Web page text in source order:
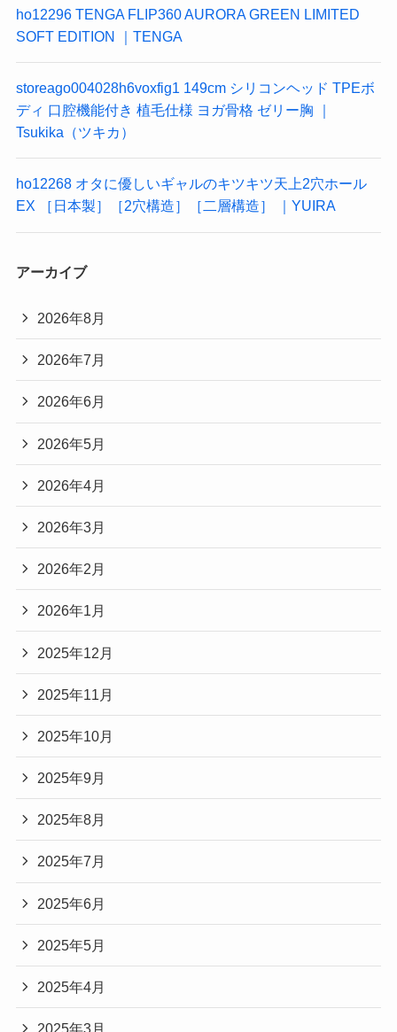
ho12296 TENGA FLIP360 AURORA GREEN LIMITED
SOFT EDITION ｜TENGA
storeago004028h6voxfig1 149cm シリコンヘッド TPEボ
ディ 口腔機能付き 植毛仕様 ヨガ骨格 ゼリー胸 ｜
Tsukika（ツキカ）
ho12268 オタに優しいギャルのキツキツ天上2穴ホール
EX ［日本製］［2穴構造］［二層構造］ ｜YUIRA
アーカイブ
2026年8月
2026年7月
2026年6月
2026年5月
2026年4月
2026年3月
2026年2月
2026年1月
2025年12月
2025年11月
2025年10月
2025年9月
2025年8月
2025年7月
2025年6月
2025年5月
2025年4月
2025年3月